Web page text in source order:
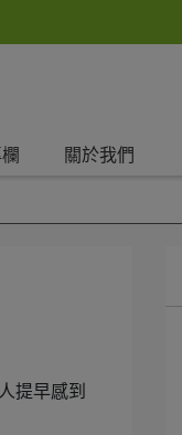
關於我們
提早感到